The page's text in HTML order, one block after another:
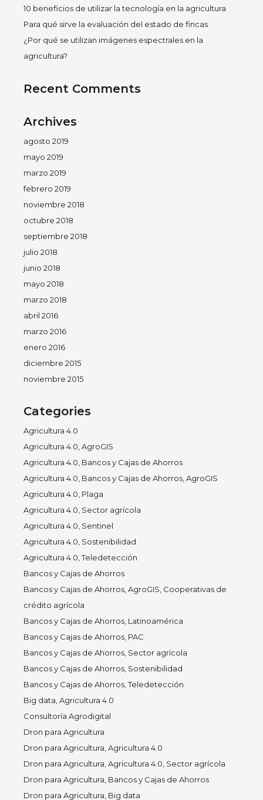
10 beneficios de utilizar la tecnología en la agricultura
Para qué sirve la evaluación del estado de fincas
¿Por qué se utilizan imágenes espectrales en la
agricultura?
Recent Comments
Archives
agosto 2019
mayo 2019
marzo 2019
febrero 2019
noviembre 2018
octubre 2018
septiembre 2018
julio 2018
junio 2018
mayo 2018
marzo 2018
abril 2016
marzo 2016
enero 2016
diciembre 2015
noviembre 2015
Categories
Agricultura 4.0
Agricultura 4.0, AgroGIS
Agricultura 4.0, Bancos y Cajas de Ahorros
Agricultura 4.0, Bancos y Cajas de Ahorros, AgroGIS
Agricultura 4.0, Plaga
Agricultura 4.0, Sector agrícola
Agricultura 4.0, Sentinel
Agricultura 4.0, Sostenibilidad
Agricultura 4.0, Teledetección
Bancos y Cajas de Ahorros
Bancos y Cajas de Ahorros, AgroGIS, Cooperativas de
crédito agrícola
Bancos y Cajas de Ahorros, Latinoamérica
Bancos y Cajas de Ahorros, PAC
Bancos y Cajas de Ahorros, Sector agrícola
Bancos y Cajas de Ahorros, Sostenibilidad
Bancos y Cajas de Ahorros, Teledetección
Big data, Agricultura 4.0
Consultoría Agrodigital
Dron para Agricultura
Dron para Agricultura, Agricultura 4.0
Dron para Agricultura, Agricultura 4.0, Sector agrícola
Dron para Agricultura, Bancos y Cajas de Ahorros
Dron para Agricultura, Big data